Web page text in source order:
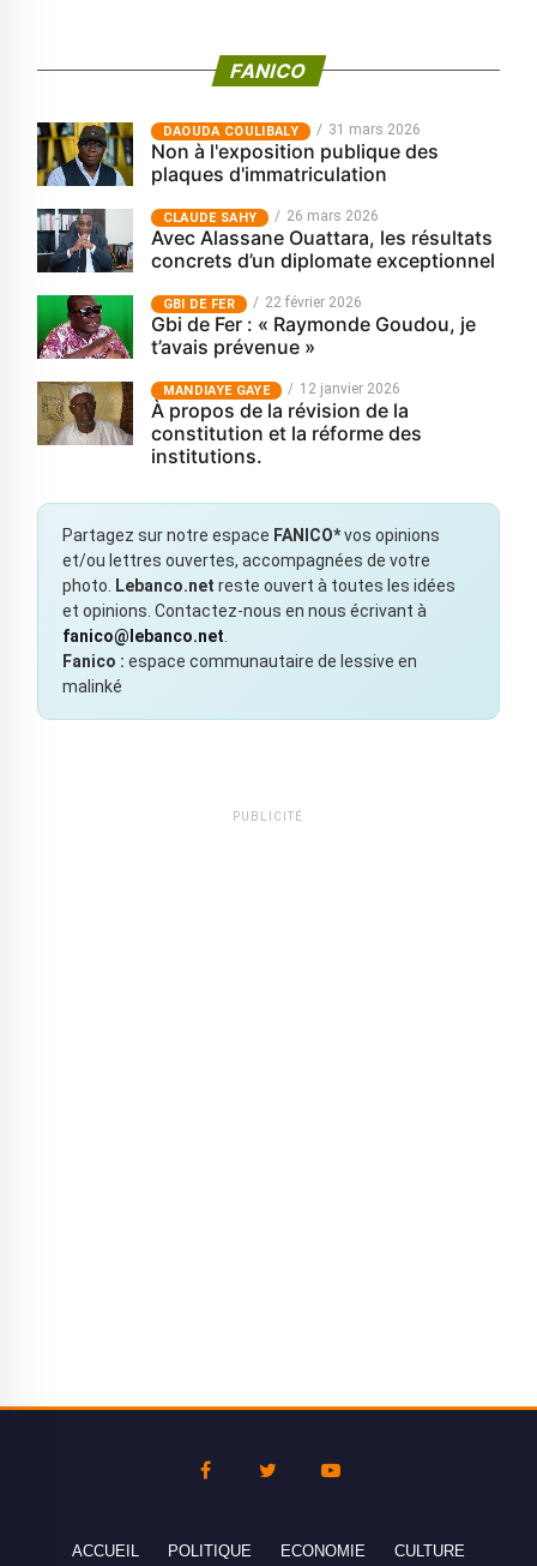
FANICO
‎DAOUDA COULIBALY 31 mars 2026
Non à l'exposition publique des
plaques d'immatriculation
CLAUDE SAHY 26 mars 2026
Avec Alassane Ouattara, les résultats
concrets d’un diplomate exceptionnel
GBI DE FER 22 février 2026
Gbi de Fer : « Raymonde Goudou, je
t’avais prévenue »
MANDIAYE GAYE 12 janvier 2026
À propos de la révision de la
constitution et la réforme des
institutions.
Partagez sur notre espace FANICO*vos opinions
et/ou lettres ouvertes, accompagnées de votre
photo.
Lebanco.net reste ouvert à toutes les idées
et opinions. Contactez-nous en nous écrivant à
fanico@lebanco.net
Fanico : espace communautaire de lessive en
malinké
PUBLICITÉ
ACCUEIL POLITIQUE ECONOMIE CULTURE